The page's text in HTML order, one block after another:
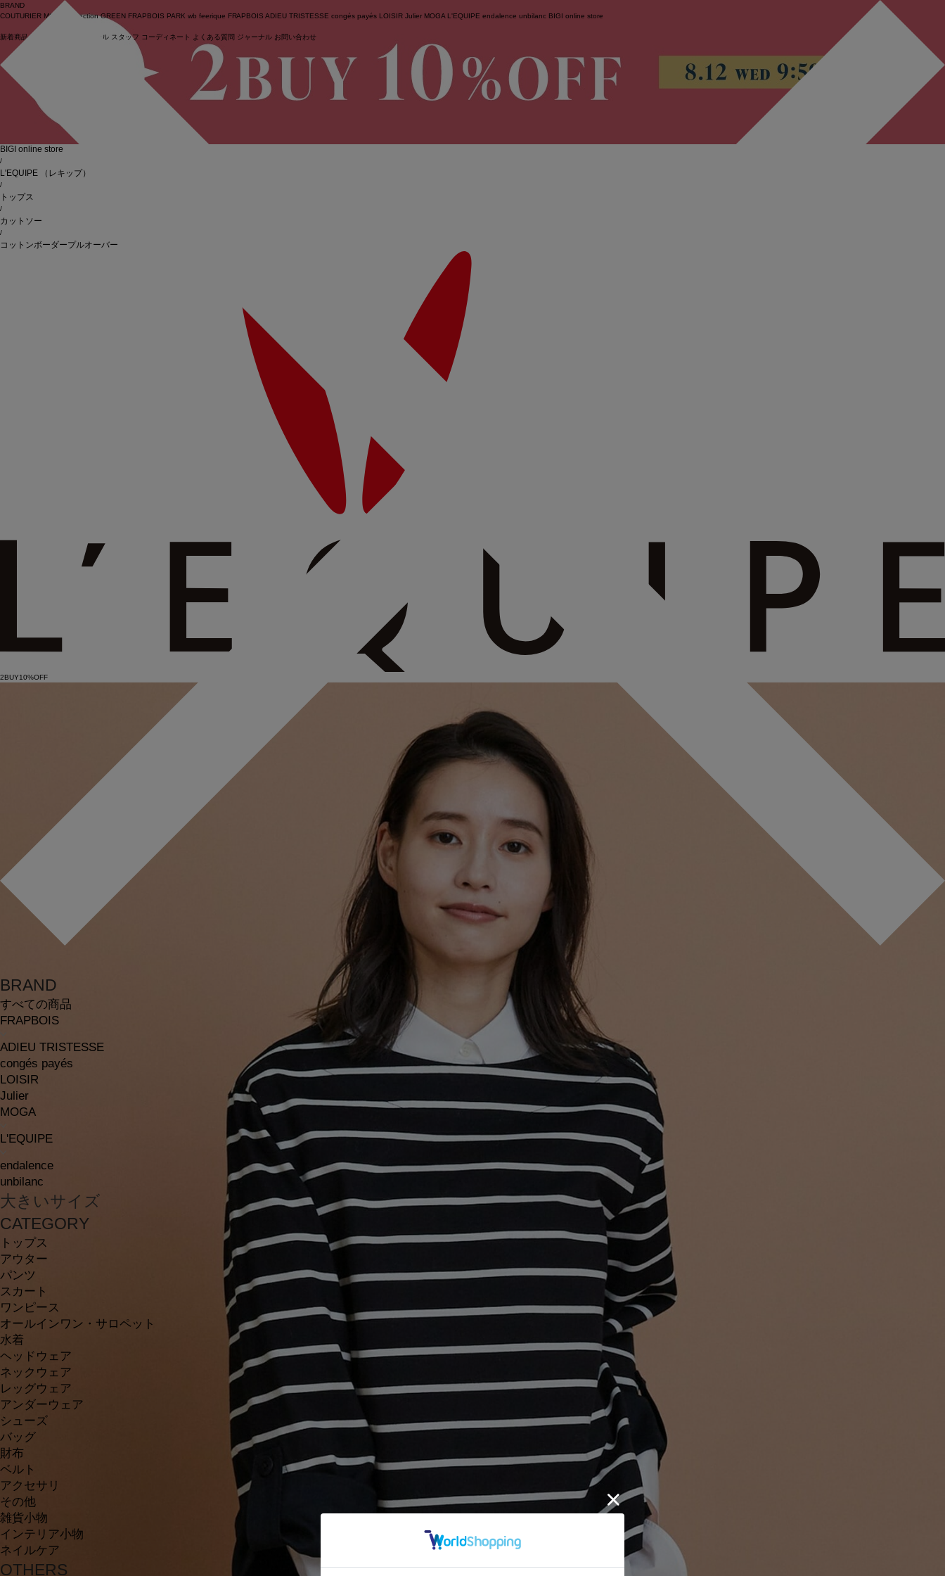
ログイン
BRAND
COUTURIER MOGA Collection GREEN FRAPBOIS PARK wb feerique FRAPBOIS ADIEU TRISTESSE congés payés LOISIR Julier MOGA L'EQUIPE endalence unbilanc BIGI online store
新着商品 (ライブ) セール スタッフ コーディネート よくある質問 ジャーナル お問い合わせ
BRAND
すべての商品
FRAPBOIS
ADIEU TRISTESSE
congés payés
LOISIR
Julier
MOGA
L'EQUIPE
endalence
unbilanc
大きいサイズ
CATEGORY
トップス
アウター
パンツ
スカート
ワンピース
オールインワン・サロペット
水着
ヘッドウェア
ネックウェア
レッグウェア
アンダーウェア
シューズ
バッグ
財布
ベルト
アクセサリ
その他
雑貨小物
インテリア小物
ネイルケア
OTHERS
BIGI online store
/
L'EQUIPE （レキップ）
/
トップス
/
カットソー
/
コットンボーダープルオーバー
2BUY10%OFF